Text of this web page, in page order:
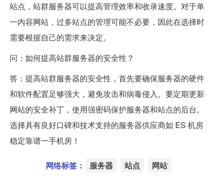
站点，站群服务器可以提高管理效率和收录速度。对于单
一内容网站，过多站点的管理可能不必要，因此在选择时
需要根据自己的需求来决定。
问：如何提高站群服务器的安全性？
答：提高站群服务器的安全性，首先要确保服务器的硬件
和软件配置足够强大，避免攻击和病毒侵入。要定期更新
网站的安全补丁，使用强密码保护服务器和站点的后台。
选择具有良好口碑和技术支持的服务器供应商如 ES 机房
稳定靠谱一手机房！
网络标签： 服务器 站点 网站